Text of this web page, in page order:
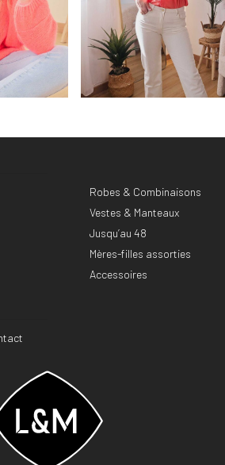
Robes & Combinaisons
Vestes & Manteaux
Jusqu’au 48
Mères-filles assorties
Accessoires